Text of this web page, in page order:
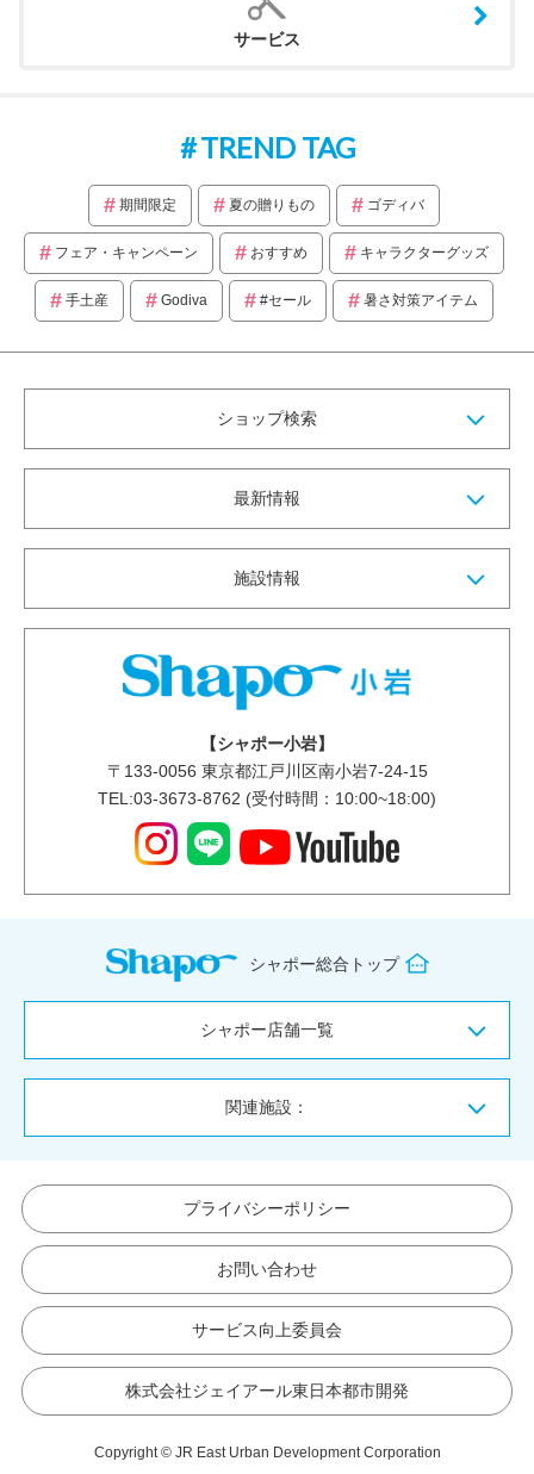
サービス
TREND TAG
期間限定 夏の贈りもの ゴディバ
フェア・キャンペーン おすすめ キャラクターグッズ
手土産 Godiva #セール 暑さ対策アイテム
ショップ検索
最新情報
施設情報
【シャポー小岩】
〒 133-0056 東京都江戸川区南小岩7-24-15
TEL:03-3673-8762 (受付時間：10:00~18:00)
シャポー総合トップ
シャポー店舗一覧
関連施設：
プライバシーポリシー
お問い合わせ
サービス向上委員会
株式会社ジェイアール東日本都市開発
Copyright © JR East Urban Development Corporation